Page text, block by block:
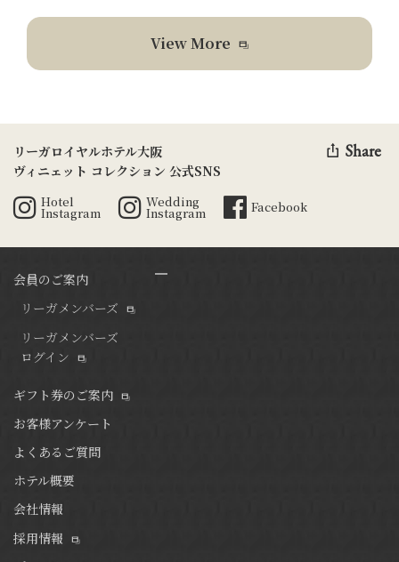
View More
リーガロイヤルホテル大阪
ヴィニェット コレクション 公式SNS
Hotel
Instagram
Wedding
Instagram Facebook
Share
会員のご案内
リーガメンバーズ
リーガメンバーズ
ログイン
ギフト券のご案内
お客様アンケート
よくあるご質問
ホテル概要
会社情報
採用情報